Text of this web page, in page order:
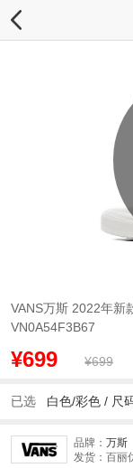
VANS万斯 2022年新
VN0A54F3B67
¥699 ¥699
已选 白色/彩色 / 尺
品牌： 万斯
发货：百丽